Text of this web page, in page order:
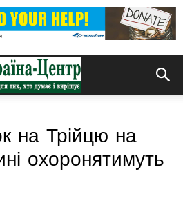
на Трійцю на
охоронятимуть